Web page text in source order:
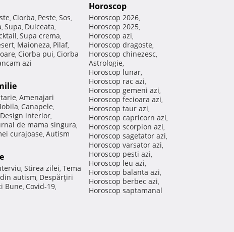
, Ciorba, Peste, Sos,
, Supa, Dulceata,
, Supa crema,
, Maioneza, Pilaf,
, Ciorba pui, Ciorba
azi
, Amenajari
, Canapele,
Design interior,
de mama singura,
curajoase, Autism
, Stirea zilei, Tema
autism, Despărţiri
Bune, Covid-19,
Horoscop
Horoscop 2026,
Horoscop 2025,
Horoscop azi,
Horoscop dragoste,
Horoscop chinezesc,
Astrologie,
Horoscop lunar,
Horoscop rac azi,
Horoscop gemeni azi,
Horoscop fecioara azi,
Horoscop taur azi,
Horoscop capricorn azi,
Horoscop scorpion azi,
Horoscop sagetator azi,
Horoscop varsator azi,
Horoscop pesti azi,
Horoscop leu azi,
Horoscop balanta azi,
Horoscop berbec azi,
Horoscop saptamanal